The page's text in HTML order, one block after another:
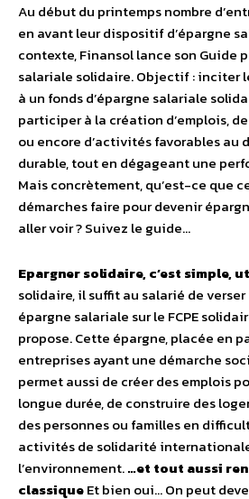
Au début du printemps nombre
en avant leur dispositif d’épargne
contexte, Finansol lance son Guide
salariale solidaire. Objectif : inciter
à un fonds d’épargne salariale
participer à la création d’emplois,
ou encore d’activités favorables au
durable, tout en dégageant une
Mais concrètement, qu’est-ce que
démarches faire pour devenir
aller voir ? Suivez le guide…
Epargner solidaire, c’est simple,
solidaire, il suffit au salarié de
épargne salariale sur le FCPE
propose. Cette épargne, placée en
entreprises ayant une démarche
permet aussi de créer des emplois
longue durée, de construire des
des personnes ou familles en
activités de solidarité
l’environnement.…et tout aussi
classiqueEt bien oui… On peut